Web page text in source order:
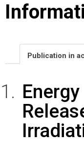
Publication in